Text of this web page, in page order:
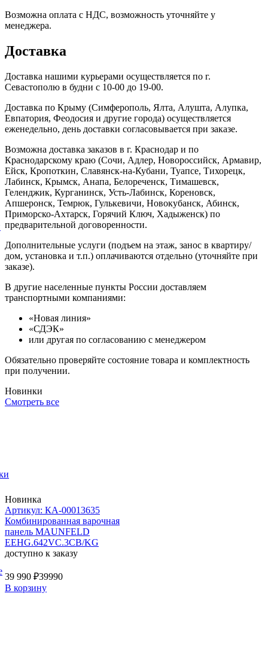
Возможна оплата с НДС, возможность уточняйте у
менеджера.
Доставка
Доставка нашими курьерами осуществляется по г.
Севастополю в будни с 10-00 до 19-00.
Доставка по Крыму (Симферополь, Ялта, Алушта, Алупка,
Евпатория, Феодосия и другие города) осуществляется
еженедельно, день доставки согласовывается при заказе.
Возможна доставка заказов в г. Краснодар и по
Краснодарскому краю (Сочи, Адлер, Новороссийск, Армавир,
Ейск, Кропоткин, Славянск-на-Кубани, Туапсе, Тихорецк,
Лабинск, Крымск, Анапа, Белореченск, Тимашевск,
Геленджик, Курганинск, Усть-Лабинск, Кореновск,
Апшеронск, Темрюк, Гулькевичи, Новокубанск, Абинск,
Приморско-Ахтарск, Горячий Ключ, Хадыженск) по
предварительной договоренности.
Дополнительные услуги (подъем на этаж, занос в квартиру/
дом, установка и т.п.) оплачиваются отдельно (уточняйте при
заказе).
В другие населенные пункты России доставляем
транспортными компаниями:
«Новая линия»
«СДЭК»
или другая по согласованию с менеджером
Обязательно проверяйте состояние товара и комплектность
при получении.
Новинки
Смотреть все
Новинка
Артикул: КА-00013635
Комбинированная варочная
панель MAUNFELD
EEHG.642VC.3CB/KG
доступно к заказу
39 990 ₽39990
В корзину